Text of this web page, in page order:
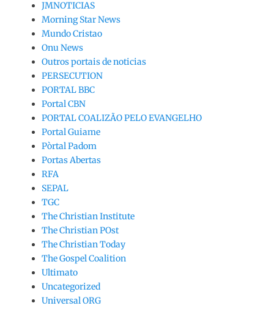
JMNOTICIAS
Morning Star News
Mundo Cristao
Onu News
Outros portais de noticias
PERSECUTION
PORTAL BBC
Portal CBN
PORTAL COALIZÃO PELO EVANGELHO
Portal Guiame
Pòrtal Padom
Portas Abertas
RFA
SEPAL
TGC
The Christian Institute
The Christian POst
The Christian Today
The Gospel Coalition
Ultimato
Uncategorized
Universal ORG